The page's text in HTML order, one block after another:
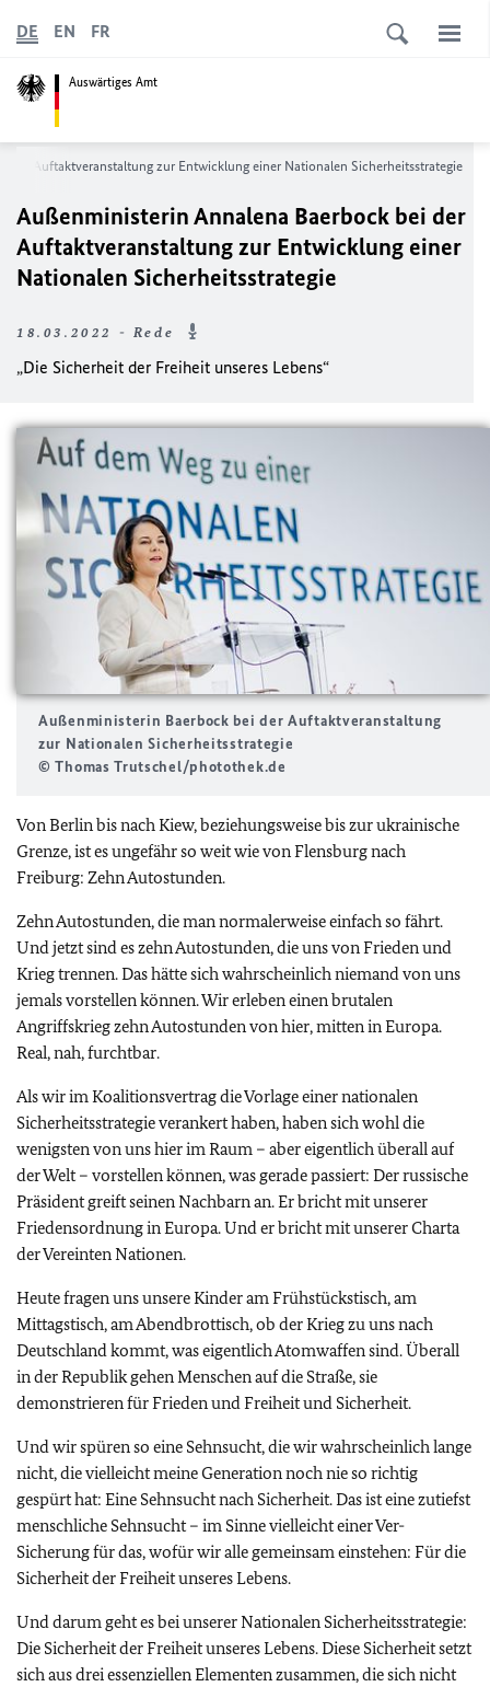
Auswärtiges Amt
DE EN FR
der Auftaktveranstaltung zur Entwicklung einer Nationalen Sicherheitsstrategie
Außenministerin Annalena Baerbock bei der
Auftaktveranstaltung zur Entwicklung einer
Nationalen Sicherheitsstrategie
18.03.2022 - Rede
„Die Sicherheit der Freiheit unseres Lebens“
Außenministerin Baerbock bei der Auftaktveranstaltung
zur Nationalen Sicherheitsstrategie
© Thomas Trutschel/photothek.de
Von Berlin bis nach Kiew, beziehungsweise bis zur ukrainische
Grenze, ist es ungefähr so weit wie von Flensburg nach
Freiburg: Zehn Autostunden.
Zehn Autostunden, die man normalerweise einfach so fährt.
Und jetzt sind es zehn Autostunden, die uns von Frieden und
Krieg trennen. Das hätte sich wahrscheinlich niemand von uns
jemals vorstellen können. Wir erleben einen brutalen
Angriffskrieg zehn Autostunden von hier, mitten in Europa.
Real, nah, furchtbar.
Als wir im Koalitionsvertrag die Vorlage einer nationalen
Sicherheitsstrategie verankert haben, haben sich wohl die
wenigsten von uns hier im Raum – aber eigentlich überall auf
der Welt – vorstellen können, was gerade passiert: Der russische
Präsident greift seinen Nachbarn an. Er bricht mit unserer
Friedensordnung in Europa. Und er bricht mit unserer Charta
der Vereinten Nationen.
Heute fragen uns unsere Kinder am Frühstückstisch, am
Mittagstisch, am Abendbrottisch, ob der Krieg zu uns nach
Deutschland kommt, was eigentlich Atomwaffen sind. Überall
in der Republik gehen Menschen auf die Straße, sie
demonstrieren für Frieden und Freiheit und Sicherheit.
Und wir spüren so eine Sehnsucht, die wir wahrscheinlich lange
nicht, die vielleicht meine Generation noch nie so richtig
gespürt hat: Eine Sehnsucht nach Sicherheit. Das ist eine zutiefst
menschliche Sehnsucht – im Sinne vielleicht einer Ver-
Sicherung für das, wofür wir alle gemeinsam einstehen: Für die
Sicherheit der Freiheit unseres Lebens.
Und darum geht es bei unserer Nationalen Sicherheitsstrategie:
Die Sicherheit der Freiheit unseres Lebens. Diese Sicherheit setzt
sich aus drei essenziellen Elementen zusammen, die sich nicht